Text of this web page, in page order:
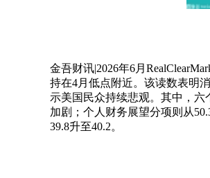
金吾财讯|2026年6月
持在4月低点附近。该读数表明
示美国民众持续悲观。其中，六
加剧；个人财务展望分项则从
39.8升至40.2。